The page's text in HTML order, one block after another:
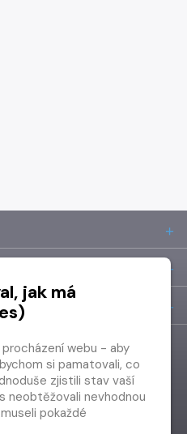
jak má
webu - aby
si pamatovali, co
zjistili stav vaší
neobtěžovali nevhodnou
pokaždé